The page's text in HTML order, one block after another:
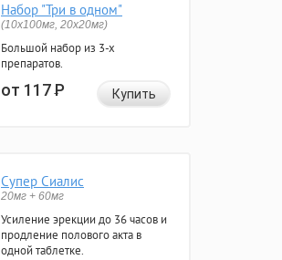
Набор "Три в одном"
(10x100мг, 20x20мг)
Большой набор из 3-х
препаратов.
от 117Р Купить
Супер Сиалис
20мг + 60мг
Усиление эрекции до 36 часов и
продление полового акта в
одной таблетке.